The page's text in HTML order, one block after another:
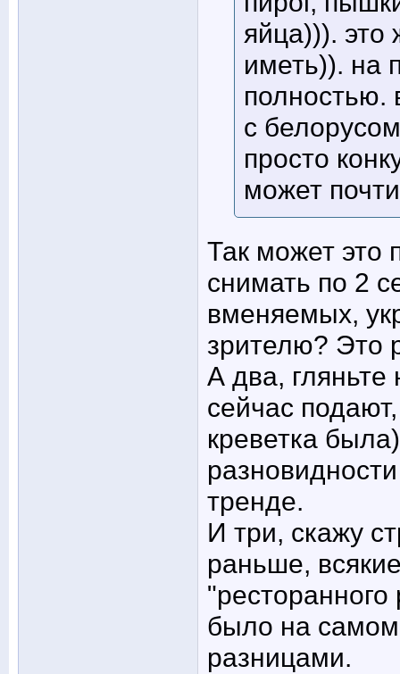
яйца))).
иметь)). на
полностью.
с
просто
может
Так может это
снимать по 2
вменяемых,
зрителю? Это
А два,
сейчас
креветка
тренде.
И три, скажу
раньше,
было на
разницами.